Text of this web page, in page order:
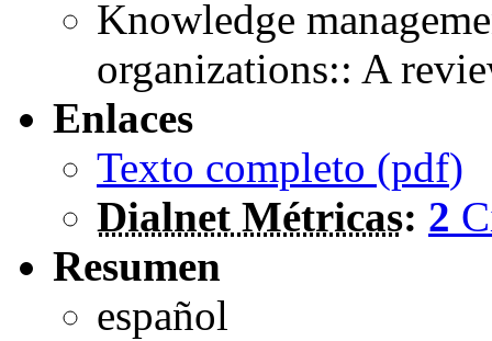
Knowledge
organizations:: A
Enlaces
Texto completo (pdf)
Dialnet Métricas: 2
Resumen
español